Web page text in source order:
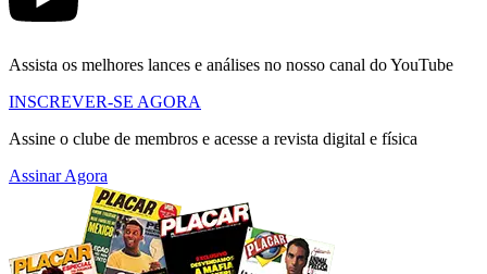
Assista os melhores lances e análises no nosso canal do YouTube
INSCREVER-SE AGORA
Assine o clube de membros e acesse a revista digital e física
Assinar Agora